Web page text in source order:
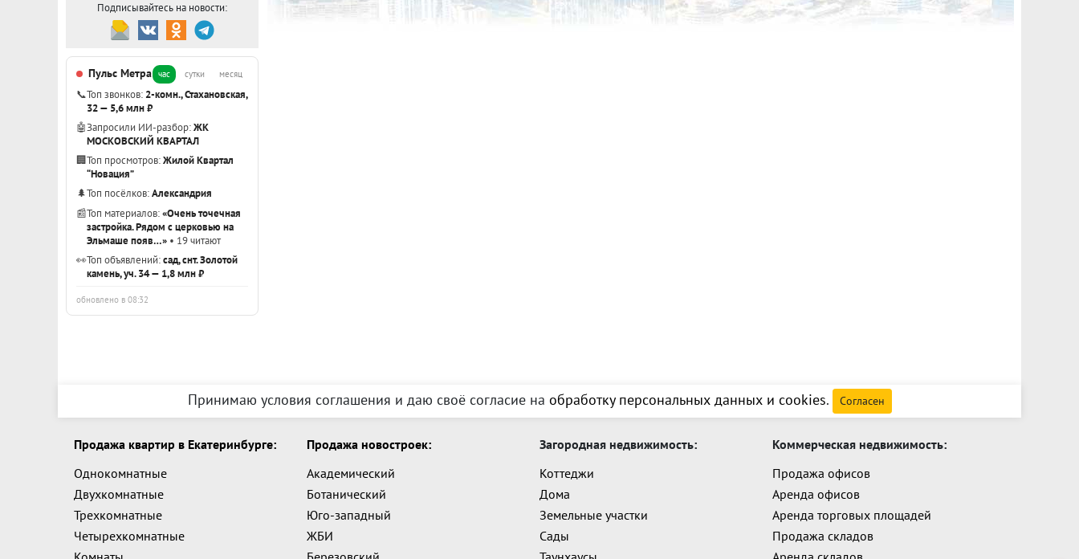
Подписывайтесь на новости:
Пульс Метра час сутки месяц
📞Топ звонков: 2-комн., Стахановская,
32 — 5,6 млн ₽
🤖Запросили ИИ-разбор:ЖК
МОСКОВСКИЙ КВАРТАЛ
🏢Топ просмотров:Жилой Квартал
“Новация”
🌲Топ посёлков:Александрия
📰Топ материалов:«Очень точечная
застройка. Рядом с церковью на
Эльмаше появ…» • 19 читают
👀Топ объявлений:сад, снт. Золотой
камень, уч. 34 — 1,8 млн ₽
обновлено в 08:32
Принимаю условия соглашения и даю своё согласие на обработку персональных данных и cookies. Согласен
Продажа квартир в Екатеринбурге:
Однокомнатные
Двухкомнатные
Трехкомнатные
Четырехкомнатные
Продажа новостроек:
Академический
Ботанический
Юго-западный
ЖБИ
Загородная недвижимость:
Коттеджи
Дома
Земельные участки
Сады
Коммерческая недвижимость:
Продажа офисов
Аренда офисов
Аренда торговых площадей
Продажа складов